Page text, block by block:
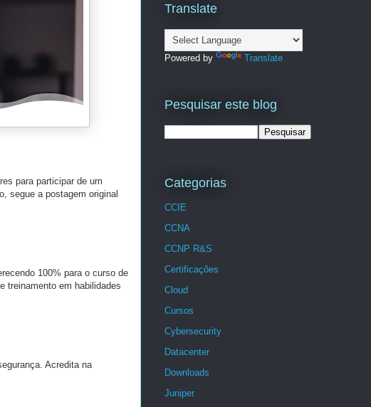
para participar de um
segue a postagem original
100% para o curso de
treinamento em habilidades
Acredita na
Translate
Powered by Translate
Pesquisar este blog
Categorias
CCIE
CCNA
CCNP R&S
Certificações
Cloud
Cursos
Cybersecurity
Datacenter
Downloads
Juniper